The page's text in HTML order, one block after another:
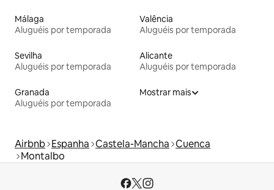
Málaga
Aluguéis por temporada
Valência
Aluguéis por temporada
Sevilha
Aluguéis por temporada
Alicante
Aluguéis por temporada
Granada
Aluguéis por temporada
Mostrar mais
Airbnb Espanha Castela-Mancha Cuenca
Montalbo